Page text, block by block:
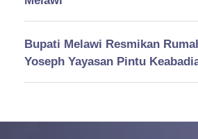
Bupati Melawi Resmikan
Yoseph Yayasan Pintu